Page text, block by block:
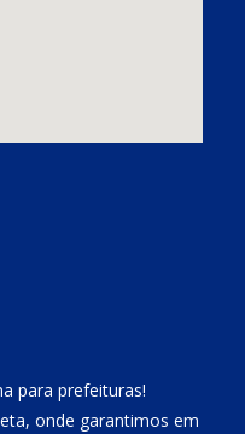
para prefeituras!
onde garantimos em